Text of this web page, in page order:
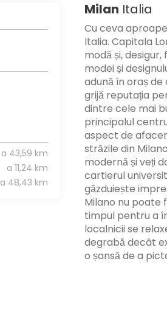
Milan Italia
Cu ceva
Italia. Capitala
modă și,
modei și
adună în oraș
grijă reputația
dintre cele mai
principalul
aspect de
străzile din
modernă și veți
cartierul
găzduiește
Milano nu poate
timpul pentru a
localnicii se
degrabă decât
o șansă de a
a 43,59 km
a 11,24 km
a 48,43 km